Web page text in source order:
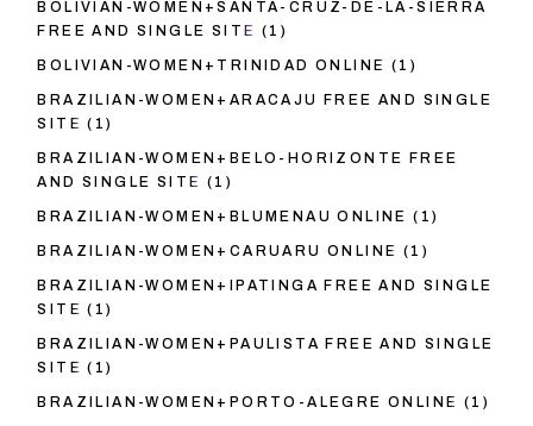
BOLIVIAN-WOMEN+SANTA-CRUZ-DE-LA-SIERRA
FREE AND SINGLE SITE (1)
BOLIVIAN-WOMEN+TRINIDAD ONLINE (1)
BRAZILIAN-WOMEN+ARACAJU FREE AND SINGLE
SITE (1)
BRAZILIAN-WOMEN+BELO-HORIZONTE FREE
AND SINGLE SITE (1)
BRAZILIAN-WOMEN+BLUMENAU ONLINE (1)
BRAZILIAN-WOMEN+CARUARU ONLINE (1)
BRAZILIAN-WOMEN+IPATINGA FREE AND SINGLE
SITE (1)
BRAZILIAN-WOMEN+PAULISTA FREE AND SINGLE
SITE (1)
BRAZILIAN-WOMEN+PORTO-ALEGRE ONLINE (1)